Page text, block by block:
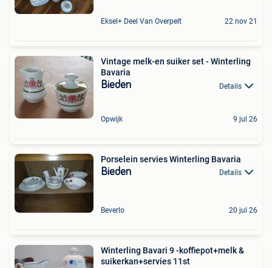
Eksel+ Deel Van Overpelt 22 nov 21
Vintage melk-en suiker set - Winterling
Bavaria
Bieden Details
Opwijk 9 jul 26
Porselein servies Winterling Bavaria
Bieden Details
Beverlo 20 jul 26
Winterling Bavari 9 -koffiepot+melk &
suikerkan+servies 11st